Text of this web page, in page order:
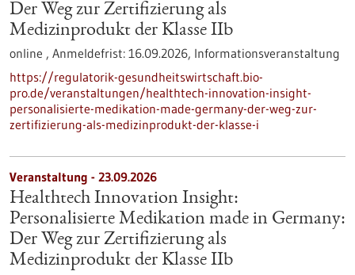
Der Weg zur Zertifizierung als
Medizinprodukt der Klasse IIb
online , Anmeldefrist: 16.09.2026, Informationsveranstaltung
https://regulatorik-gesundheitswirtschaft.bio-
pro.de/veranstaltungen/healthtech-innovation-insight-
personalisierte-medikation-made-germany-der-weg-zur-
zertifizierung-als-medizinprodukt-der-klasse-i
Veranstaltung - 23.09.2026
Healthtech Innovation Insight:
Personalisierte Medikation made in Germany:
Der Weg zur Zertifizierung als
Medizinprodukt der Klasse IIb